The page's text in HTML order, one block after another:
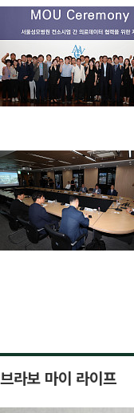
브라보 마이 라이프